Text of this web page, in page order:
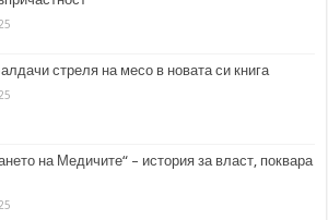
стреля на месо в новата си книга
на Медичите“ – история за власт, поквара